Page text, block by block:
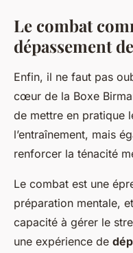
Le combat
dépassement
Enfin, il ne faut pas
cœur de la Boxe
de mettre en pratique
l’entraînement, mais
renforcer la ténacité
Le combat est une
préparation mentale,
capacité à gérer le
une expérience de